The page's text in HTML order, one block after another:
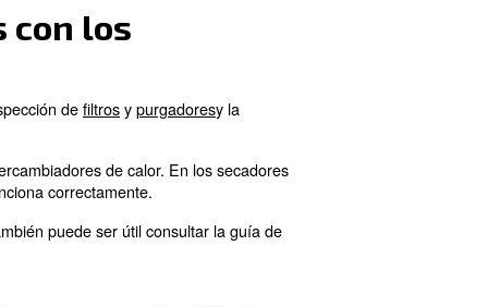
de mi
energética de un secador de aire comprimido.
funcione de forma excesiva. Además, controlar el
de energía innecesario.